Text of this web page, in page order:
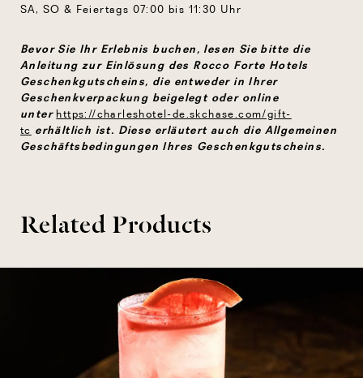
SA, SO & Feiertags 07:00 bis 11:30 Uhr
Bevor Sie Ihr Erlebnis buchen, lesen Sie bitte die
Anleitung zur Einlösung des Rocco Forte Hotels
Geschenkgutscheins, die entweder in Ihrer
Geschenkverpackung beigelegt oder online
unter https://charleshotel-de.skchase.com/gift-
tc erhältlich ist. Diese erläutert auch die Allgemeinen
Geschäftsbedingungen Ihres Geschenkgutscheins.
Related Products